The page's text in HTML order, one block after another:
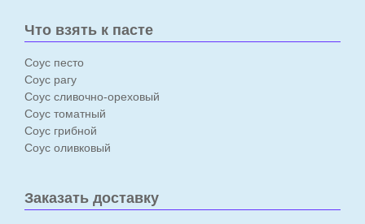
Что взять к пасте
Соус песто
Соус рагу
Соус сливочно-ореховый
Соус томатный
Соус грибной
Соус оливковый
Заказать доставку